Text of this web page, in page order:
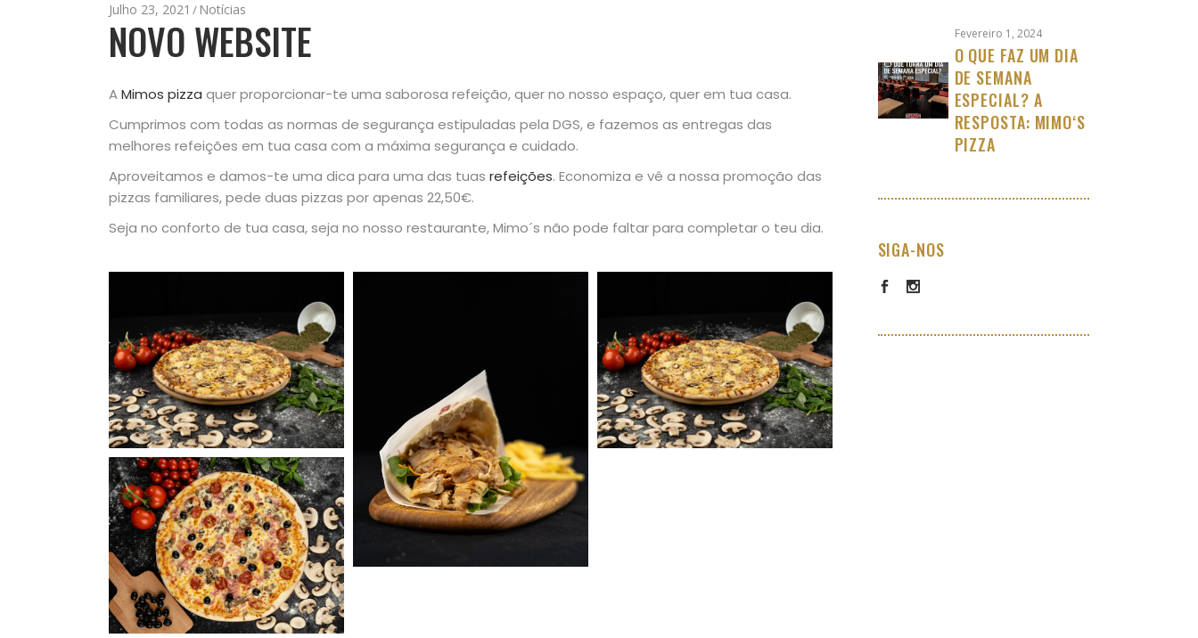
Julho 23, 2021 Notícias
NOVO WEBSITE
AMimos pizza quer proporcionar-te uma saborosa refeição, quer no nosso espaço, quer em tua casa.
Cumprimos com todas as normas de segurança estipuladas pela DGS, e fazemos as entregas das
melhores refeições em tua casa com a máxima segurança e cuidado.
Aproveitamos e damos-te uma dica para uma das tuas refeições. Economiza e vê a nossa promoção das
pizzas familiares, pede duas pizzas por apenas 22,50€.
Seja no conforto de tua casa, seja no nosso restaurante, Mimo´s não pode faltar para completar o teu dia.
Fevereiro 1, 2024
O QUE FAZ UM DIA
DE SEMANA
ESPECIAL? A
RESPOSTA: MIMO‘S
PIZZA
SIGA-NOS